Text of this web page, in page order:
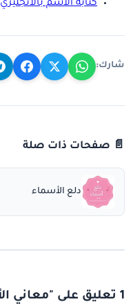
كتابة الاسم بالانجليزي
شارك:
📄 صفحات ذات صلة
دلع الأسماء
1 تعليق على "معاني الأسماء"